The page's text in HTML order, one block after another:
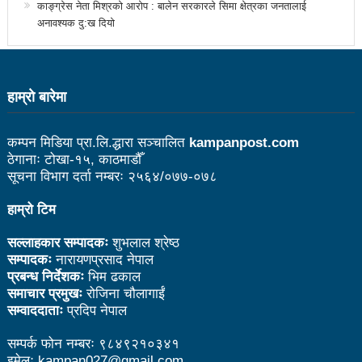
नदिइएको प्रतिवेदनमा (पूर्णपाठ)
निगमको गरिमाको रक्षा गर्ने संकल्प गर्नुपर्छ : उड्डयनमन्त्री
बेलकोटगढीको चौथो नगरअधिवेसनः नीति तथा कार्यक्रम
सर्वसम्मत पारित
अछाम छाउपडी घटनाबारे राष्ट्रिय सभामा जवाफ दिन
सहकारीसम्बन्धी उजुरी र गुनासो सङ्कलन गरी विश्लेषण
उच्चस्तरीय जाँचबुझ समिति गठन गरिन्छ : प्रधानमन्त्री
उद्योगको प्रवर्द्धन र विस्तारका लागि प्रदेश सरकारले कानुनी
जटिलतालाई हटाउने: मन्त्री बस्नेत
काङ्ग्रेस नेता मिश्रको आरोप : बालेन सरकारले सिमा क्षेत्रका जनतालाई
अनावश्यक दु:ख दियो
हाम्राे बारेमा
कम्पन मिडिया प्रा.लि.द्धारा सञ्चालित kampanpost.com
ठेगानाः टोखा-१५, काठमाडौँ
सूचना विभाग दर्ता नम्बरः २५६४/०७७-०७८
हाम्रो टिम
सल्लाहकार सम्पादकःशुभलाल श्रेष्ठ
सम्पादकःनारायणप्रसाद नेपाल
प्रबन्ध निर्देशकःभिम ढकाल
समाचार प्रमुखःरोजिना चौलागाईं
सम्वाददाताःप्रदिप नेपाल
सम्पर्क फोन नम्बरः ९८४९२१०३४१